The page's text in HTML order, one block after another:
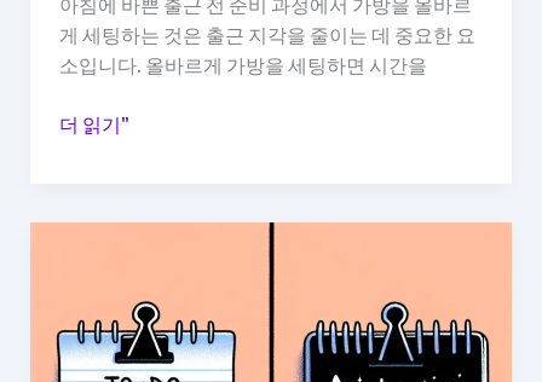
아침에 바쁜 출근 전 준비 과정에서 가방을 올바르
게 세팅하는 것은 출근 지각을 줄이는 데 중요한 요
소입니다. 올바르게 가방을 세팅하면 시간을
아
팅,
출
더 읽기"